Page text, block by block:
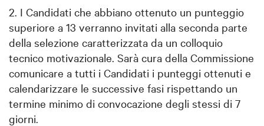
2. I Candidati che abbiano ottenuto un punteggio
superiore a 13 verranno invitati alla seconda parte
della selezione caratterizzata da un colloquio
tecnico motivazionale. Sarà cura della Commissione
comunicare a tutti i Candidati i punteggi ottenuti e
calendarizzare le successive fasi rispettando un
termine minimo di convocazione degli stessi di 7
giorni.